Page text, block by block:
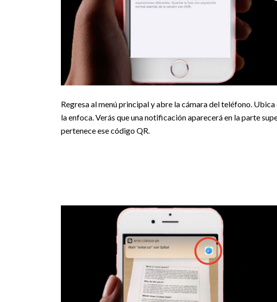
Regresa al menú principal y abre la cámara del teléfono.
la enfoca. Verás que una notificación aparecerá en la parte
pertenece ese código QR.